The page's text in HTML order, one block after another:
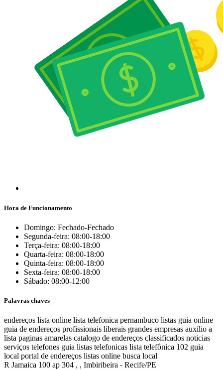
Hora de Funcionamento
Domingo: Fechado-Fechado
Segunda-feira: 08:00-18:00
Terça-feira: 08:00-18:00
Quarta-feira: 08:00-18:00
Quinta-feira: 08:00-18:00
Sexta-feira: 08:00-18:00
Sábado: 08:00-12:00
Palavras chaves
endereços lista online lista telefonica pernambuco listas guia online
guia de endereços profissionais liberais grandes empresas auxilio a
lista paginas amarelas catalogo de endereços classificados noticias
serviços telefones guia listas telefonicas lista telefônica 102 guia
local portal de endereços listas online busca local
R Jamaica 100 ap 304 , , Imbiribeira - Recife/PE